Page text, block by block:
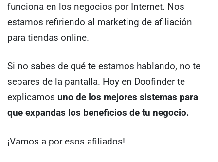
funciona en los negocios por Internet. Nos
estamos refiriendo al marketing de afiliación
para tiendas online.
Si no sabes de qué te estamos hablando, no te
separes de la pantalla. Hoy en Doofinder te
explicamos uno de los mejores sistemas para
que expandas los beneficios de tu negocio.
¡Vamos a por esos afiliados!